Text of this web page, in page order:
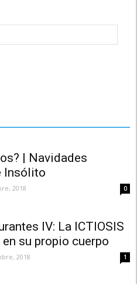
| Navidades
Insólito
2018 0
IV: La ICTIOSIS
su propio cuerpo
2018 1